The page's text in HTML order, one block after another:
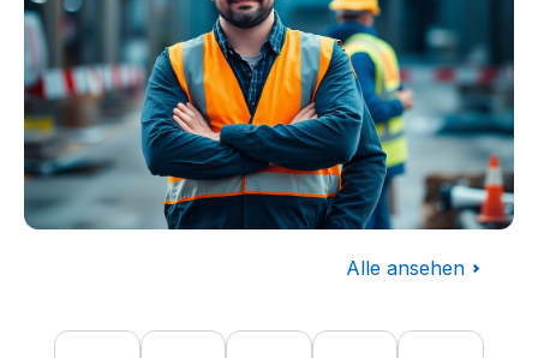
Alle ansehen
Produktgalerie überspringen